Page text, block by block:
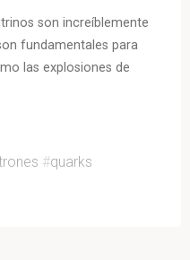
son increíblemente
fundamentales para
las explosiones de
#quarks